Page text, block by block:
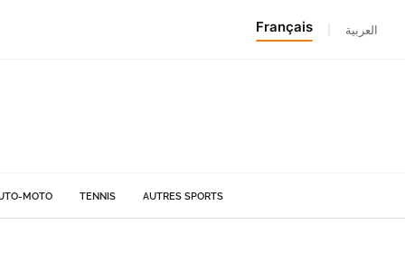
Français العربية
MOTO TENNIS AUTRES SPORTS